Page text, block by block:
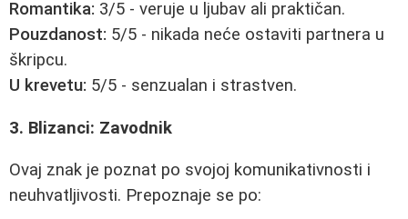
Romantika: 3/5 - veruje u ljubav ali praktičan.
Pouzdanost: 5/5 - nikada neće ostaviti partnera u
škripcu.
U krevetu: 5/5 - senzualan i strastven.
3. Blizanci: Zavodnik
Ovaj znak je poznat po svojoj komunikativnosti i
neuhvatljivosti. Prepoznaje se po: